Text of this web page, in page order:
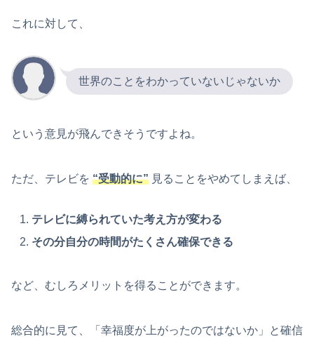
これに対して、
世界のことをわかっていないじゃないか
という意見が飛んできそうですよね。
ただ、テレビを “受動的に” 見ることをやめてしまえば、
テレビに縛られていた考え方が変わる
その分自分の時間がたくさん確保できる
など、むしろメリットを得ることができます。
総合的に見て、「幸福度が上がったのではないか」と確信